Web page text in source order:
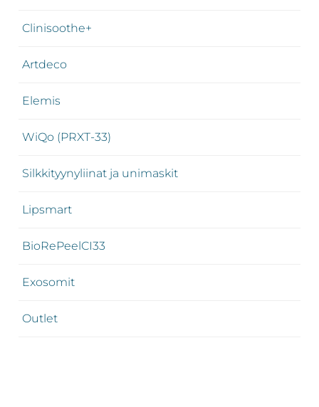
Clinisoothe+
Artdeco
Elemis
WiQo (PRXT-33)
Silkkityynyliinat ja unimaskit
Lipsmart
BioRePeelCI33
Exosomit
Outlet